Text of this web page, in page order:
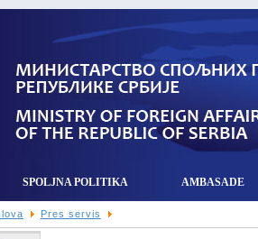
SPOLJNA POLITIKA AMBASADE
Pres servis